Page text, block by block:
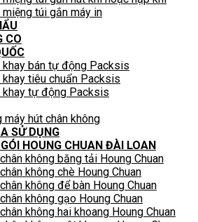
miệng túi gắn máy in
CO
khay bán tự động Packsis
khay tiêu chuẩn Packsis
khay tự động Packsis
máy hút chân không
SỬ DỤNG
HOUNG CHUAN ĐÀI LOAN
không băng tải Houng Chuan
không chè Houng Chuan
không để bàn Houng Chuan
không gạo Houng Chuan
không hai khoang Houng Chuan